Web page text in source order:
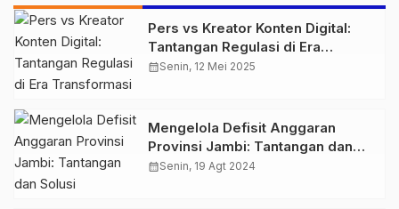
Pers vs Kreator Konten Digital:
Tantangan Regulasi di Era
Transformasi Media
calendar_monthSenin, 12 Mei 2025
Mengelola Defisit Anggaran
Provinsi Jambi: Tantangan dan
Solusi
calendar_monthSenin, 19 Agt 2024